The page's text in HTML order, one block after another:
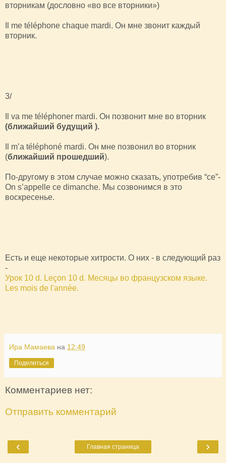
вторникам (дословно «во все вторники»)
Il me téléphone chaque mardi. Он мне звонит каждый
вторник.
3/
Il va me téléphoner mardi. Он позвонит мне во вторник
(ближайший будущий ).
Il m’a téléphoné mardi. Он мне позвонил во вторник
(ближайший прошедший).
По-другому в этом случае можно сказать, употребив “ce”-
On s’appelle ce dimanche. Мы созвонимся в это
воскресенье.
Есть и еще некоторые хитрости. О них - в следующий раз
-
Урок 10 d. Leçon 10 d. Месяцы во французском языке.
Les mois de l'année.
Ира Мамаева на 12:49
Поделиться
Комментариев нет:
Отправить комментарий
‹ ›
Главная страница